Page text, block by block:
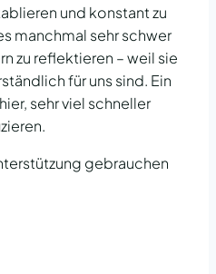
und konstant zu
manchmal sehr schwer
zu reflektieren – weil sie
für uns sind. Ein
sehr viel schneller
gebrauchen